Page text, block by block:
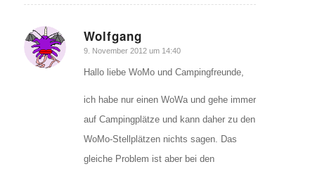
Wolfgang
sagte:
9. November 2012 um 14:40
Hallo liebe WoMo und Campingfreunde,
ich habe nur einen WoWa und gehe immer
auf Campingplätze und kann daher zu den
WoMo-Stellplätzen nichts sagen. Das
gleiche Problem ist aber bei den